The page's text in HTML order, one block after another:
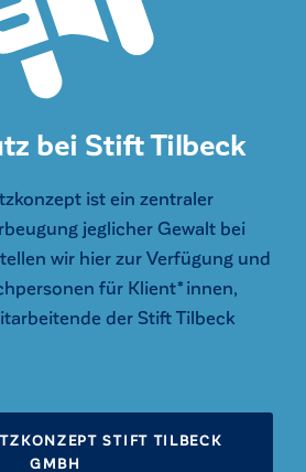
bei Stift Tilbeck
ist ein zentraler
jeglicher Gewalt bei
wir hier zur Verfügung und
für Klient*innen,
der Stift Tilbeck
STIFT TILBECK
GMBH